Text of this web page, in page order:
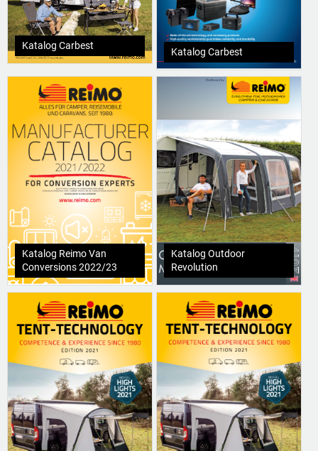
Katalog Carbest
Katalog Carbest
Katalog Reimo Van
Conversions 2022/23
Katalog Outdoor
Revolution